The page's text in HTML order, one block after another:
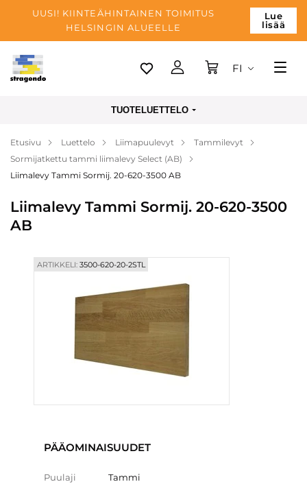
UUSI! KIINTEÄHINTAINEN TOIMITUS
HELSINGIN ALUEELLE
Lue
lisää
Tallinn
Maksu
Yrityksen
Blogi
Yhteystiedot
FI
TUOTELUETTELO
Etusivu Luettelo Liimapuulevyt
Tammilevyt
Sormijatkettu tammi liimalevy Select (AB)
Liimalevy Tammi Sormij. 20-620-3500 AB
Liimalevy Tammi Sormij. 20-620-3500
AB
ARTIKKELI:3500-620-20-2STL
PÄÄOMINAISUUDET
Puulaji Tammi